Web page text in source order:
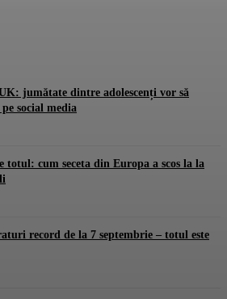
jumătate dintre adolescenți vor să
social media
totul: cum seceta din Europa a scos la la
record de la 7 septembrie – totul este